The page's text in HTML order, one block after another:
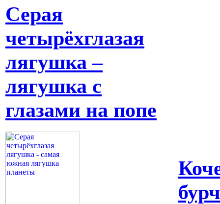
Серая
четырёхглазая
лягушка –
лягушка с
глазами на попе